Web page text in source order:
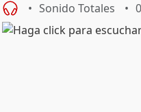
Sonido Totales